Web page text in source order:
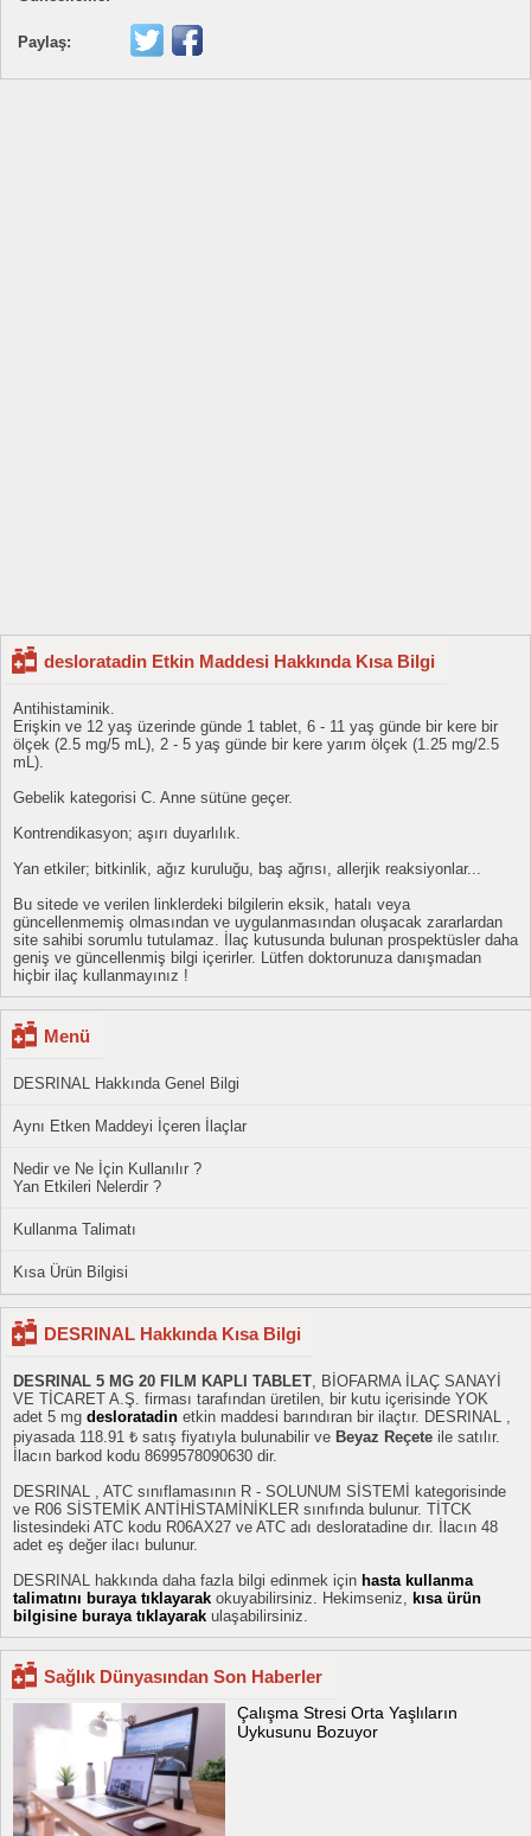
Paylaş:
desloratadin Etkin Maddesi Hakkında Kısa Bilgi
Antihistaminik.
Erişkin ve 12 yaş üzerinde günde 1 tablet, 6 - 11 yaş günde bir kere bir
ölçek (2.5 mg/5 mL), 2 - 5 yaş günde bir kere yarım ölçek (1.25 mg/2.5
mL).
Gebelik kategorisi C. Anne sütüne geçer.
Kontrendikasyon; aşırı duyarlılık.
Yan etkiler; bitkinlik, ağız kuruluğu, baş ağrısı, allerjik reaksiyonlar...
Bu sitede ve verilen linklerdeki bilgilerin eksik, hatalı veya
güncellenmemiş olmasından ve uygulanmasından oluşacak zararlardan
site sahibi sorumlu tutulamaz. İlaç kutusunda bulunan prospektüsler daha
geniş ve güncellenmiş bilgi içerirler. Lütfen doktorunuza danışmadan
hiçbir ilaç kullanmayınız !
Menü
DESRINAL Hakkında Genel Bilgi
Aynı Etken Maddeyi İçeren İlaçlar
Nedir ve Ne İçin Kullanılır ?
Yan Etkileri Nelerdir ?
Kullanma Talimatı
Kısa Ürün Bilgisi
DESRINAL Hakkında Kısa Bilgi
DESRINAL 5 MG 20 FILM KAPLI TABLET, BİOFARMA İLAÇ SANAYİ
VE TİCARET A.Ş. firması tarafından üretilen, bir kutu içerisinde YOK
adet 5 mg desloratadin etkin maddesi barındıran bir ilaçtır. DESRINAL ,
piyasada 118.91 ₺ satış fiyatıyla bulunabilir ve Beyaz Reçete ile satılır.
İlacın barkod kodu 8699578090630 dir.
DESRINAL , ATC sınıflamasının R - SOLUNUM SİSTEMİ kategorisinde
ve R06 SİSTEMİK ANTİHİSTAMİNİKLER sınıfında bulunur. TİTCK
listesindeki ATC kodu R06AX27 ve ATC adı desloratadine dır. İlacın 48
adet eş değer ilacı bulunur.
DESRINAL hakkında daha fazla bilgi edinmek için hasta kullanma
talimatını buraya tıklayarak okuyabilirsiniz. Hekimseniz, kısa ürün
bilgisine buraya tıklayarak ulaşabilirsiniz.
Sağlık Dünyasından Son Haberler
Çalışma Stresi Orta Yaşlıların
Uykusunu Bozuyor